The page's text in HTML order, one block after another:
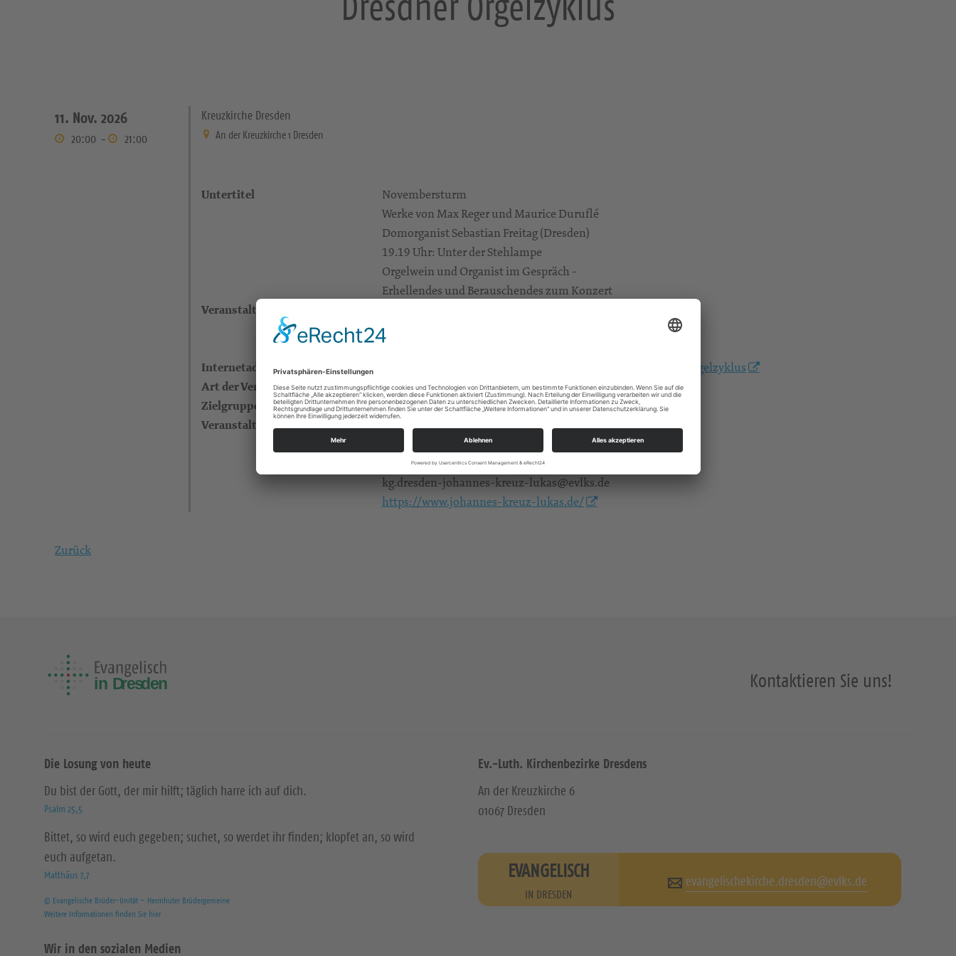
11. Nov. 2026
20:00 - 21:00
Kreuzkirche Dresden
An der Kreuzkirche 1 Dresden
Untertitel
Novembersturm
Werke von Max Reger und Maurice Duruflé
Domorganist Sebastian Freitag (Dresden)
19.19 Uhr: Unter der Stehlampe
Orgelwein und Organist im Gespräch -
Erhellendes und Berauschendes zum Konzert
Veranstaltungsort
An der Kreuzkirche 1
01067 Dresden
Internetadresse https://landing.churchdesk.com/de/e/39042015/dresdner-orgelzyklus
Art der Veranstaltung Konzerte/Theater/Musik
Zielgruppe Alle
Veranstalter Ev.-Luth. Kirchgemeinde Johannes-Kreuz-Lukas Dresden
An der Kreuzkirche 6
01067 Dresden
kg.dresden-johannes-kreuz-lukas@evlks.de
https://www.johannes-kreuz-lukas.de/
Zurück
Kontaktieren Sie uns!
Die Losung von heute
Du bist der Gott, der mir hilft; täglich harre ich auf dich.
Psalm 25,5
Bittet, so wird euch gegeben; suchet, so werdet ihr finden; klopfet an, so wird
euch aufgetan.
Matthäus 7,7
© Evangelische Brüder-Unität – Herrnhuter Brüdergemeine
Weitere Informationen finden Sie hier
Wir in den sozialen Medien
Ev.-Luth. Kirchenbezirke Dresdens
An der Kreuzkirche 6
01067 Dresden
EVANGELISCH
IN DRESDEN
evangelischekirche.dresden@evlks.de